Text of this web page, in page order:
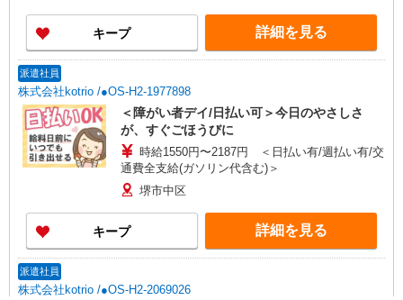
キープ 詳細を見る
派遣社員
株式会社kotrio /●OS-H2-1977898
＜障がい者デイ/日払い可＞今日のやさしさ
が、すぐごほうびに
時給1550円〜2187円 ＜日払い有/週払い有/交
通費全支給(ガソリン代含む)＞
堺市中区
キープ 詳細を見る
派遣社員
株式会社kotrio /●OS-H2-2069026